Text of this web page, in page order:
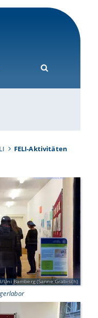
FELI-Aktivitäten
Uni Bamberg (Sanne Grabisch)